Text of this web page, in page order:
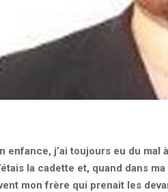
enfance, j’ai toujours eu du
la cadette et, quand dans
mon frère qui prenait les